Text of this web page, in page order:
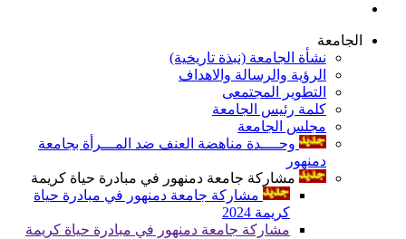
الجامعة
نشأة الجامعة (نبذة تاريخية)
الرؤية والرسالة والاهداف
التطوير المجتمعى
كلمة رئيس الجامعة
مجلس الجامعة
وحــــدة مناهضة العنف ضد المـــرأة بجامعة
دمنهور
مشاركة جامعة دمنهور في مبادرة حياة كريمة
مشاركة جامعة دمنهور في مبادرة حياة
كريمة 2024
مشاركة جامعة دمنهور في مبادرة حياة كريمة